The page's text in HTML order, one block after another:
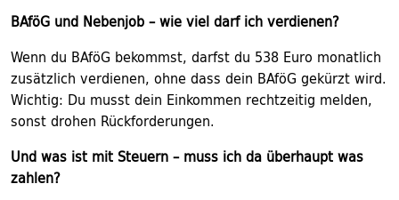
BAföG und Nebenjob – wie viel darf ich verdienen?
Wenn du BAföG bekommst, darfst du 538 Euro monatlich
zusätzlich verdienen, ohne dass dein BAföG gekürzt wird.
Wichtig: Du musst dein Einkommen rechtzeitig melden,
sonst drohen Rückforderungen.
Und was ist mit Steuern – muss ich da überhaupt was
zahlen?